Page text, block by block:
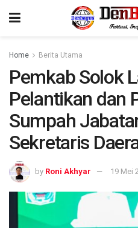
Home Berita Utama
Pemkab Solok
Pelantikan dan
Sumpah
Sekretaris
by Roni Akhyar 19 Mei